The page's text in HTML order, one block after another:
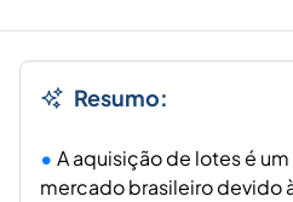
Resumo:
A aquisição de lotes é
mercado brasileiro devido